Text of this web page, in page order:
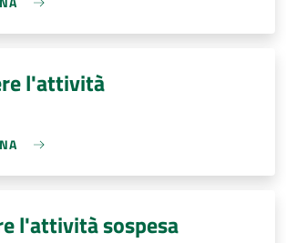
l'attività
l'attività sospesa